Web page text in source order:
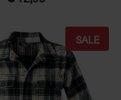
SALE